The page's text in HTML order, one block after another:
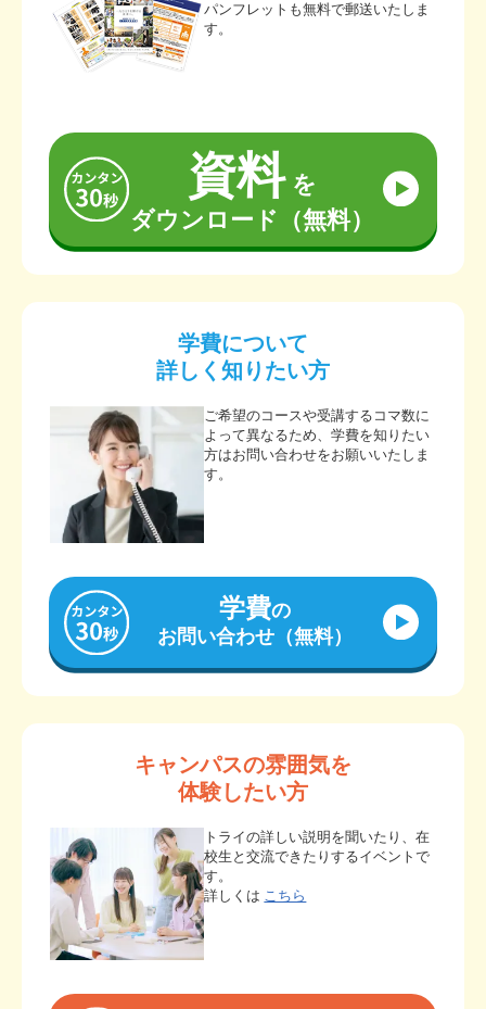
パンフレットも無料で郵送いたしま
す。
資料を
ダウンロード（無料）
学費について
詳しく知りたい方
ご希望のコースや受講するコマ数に
よって異なるため、学費を知りたい
方はお問い合わせをお願いいたしま
す。
学費の
お問い合わせ（無料）
キャンパスの雰囲気を
体験したい方
トライの詳しい説明を聞いたり、在
校生と交流できたりするイベントで
す。
詳しくは こちら